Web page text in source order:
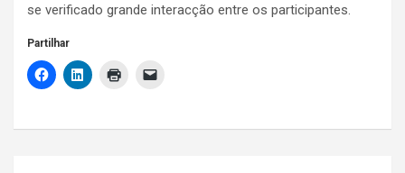
se verificado grande interacção entre os participantes.
Partilhar